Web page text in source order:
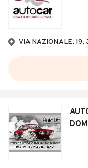
VIA NAZIONALE, 19,